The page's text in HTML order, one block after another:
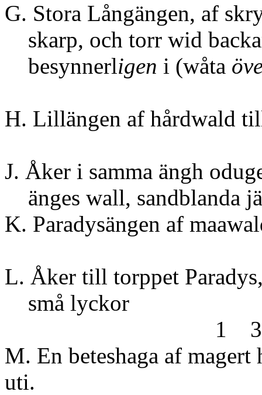
G. Stora Långängen, af
skarp, och torr wid
besynnerligen i (wåta
H.
J. Åker i samma ängh
änges wall, sandblanda
K.
L. Åker till torppet
små
1 3
M. En beteshaga af magert
uti.